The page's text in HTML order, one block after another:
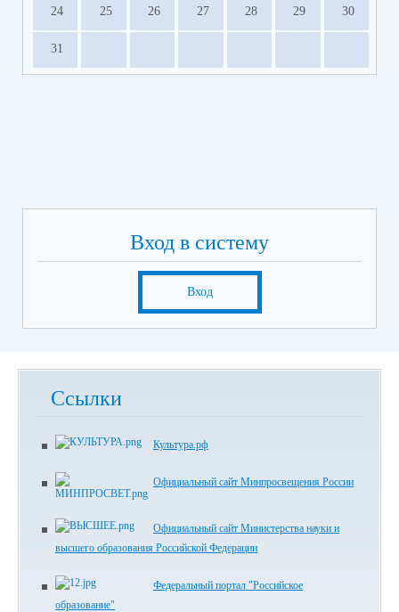
24 25 26 27 28 29 30
31
Вход в систему
Вход
Ссылки
Культура.рф
Официальный сайт Минпросвещения России
Официальный сайт Министерства науки и
высшего образования Российской Федерации
Федеральный портал "Российское
образование"